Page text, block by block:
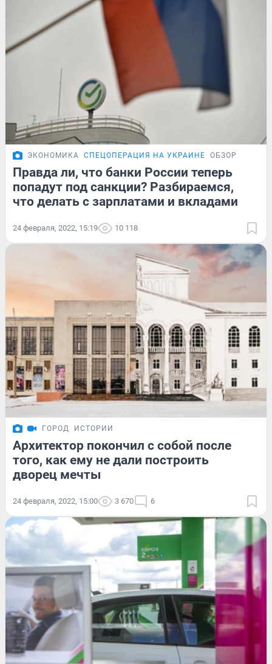
ЭКОНОМИКА СПЕЦОПЕРАЦИЯ НА УКРАИНЕ ОБЗОР
Правда ли, что банки России теперь
попадут под санкции? Разбираемся,
что делать с зарплатами и вкладами
24 февраля, 2022, 15:19 10 118
ГОРОД ИСТОРИИ
Архитектор покончил с собой после
того, как ему не дали построить
дворец мечты
24 февраля, 2022, 15:00 3 670 6